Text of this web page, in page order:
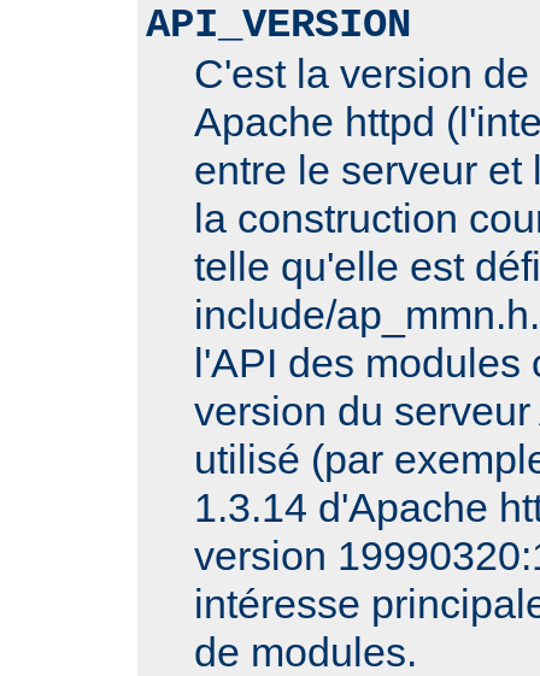
API_VERSION
C'est la version
Apache httpd
entre le serveur et
la construction
telle qu'elle est
include/
l'API des modules
version du
utilisé (par
1.3.14 d'Apache
version
intéresse
de modules.